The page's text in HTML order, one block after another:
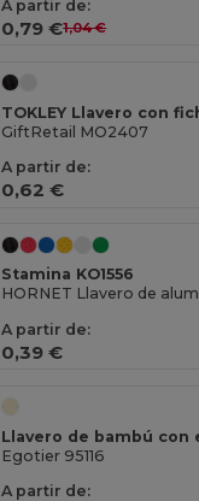
A partir de:
0,79 €1,04 €
TOKLEY Llavero con
GiftRetail MO2407
A partir de:
0,62 €
Stamina KO1556
A partir de:
0,39 €
Egotier 95116
A partir de: